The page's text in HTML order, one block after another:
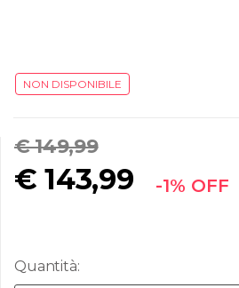
NON DISPONIBILE
€ 149,99
€143,99 -1% OFF
Quantità: